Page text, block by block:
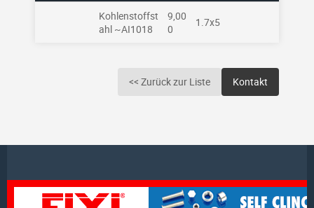
Kohlenstoffst
ahl ~AI1018
9,00
0
1.7x5
<< Zurück zur Liste Kontakt